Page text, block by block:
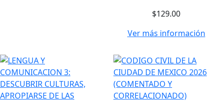
$129.00
Ver más información